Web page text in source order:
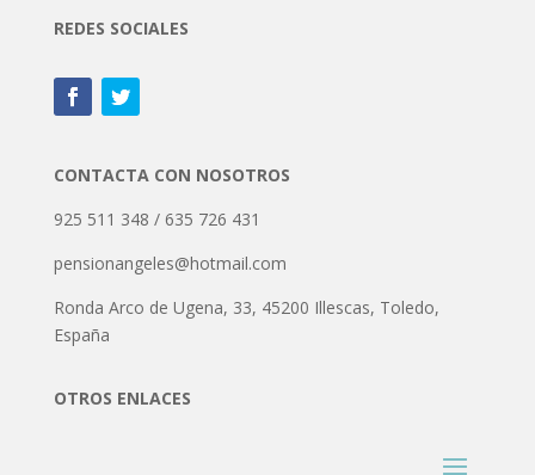
REDES SOCIALES
CONTACTA CON NOSOTROS
925 511 348 / 635 726 431
pensionangeles@hotmail.com
Ronda Arco de Ugena, 33, 45200 Illescas, Toledo,
España
OTROS ENLACES